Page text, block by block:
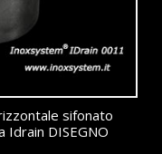
sifonato
DISEGNO